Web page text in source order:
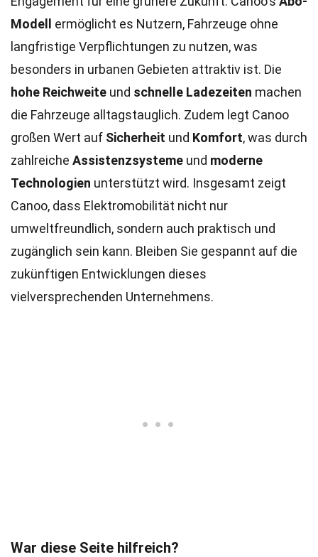
Modell
ermöglicht es Nutzern, Fahrzeuge ohne
langfristige Verpflichtungen zu nutzen, was
besonders in urbanen Gebieten attraktiv ist. Die
hohe Reichweite und schnelle Ladezeiten machen
die Fahrzeuge alltagstauglich. Zudem legt Canoo
großen Wert auf Sicherheit und Komfort, was durch
zahlreiche Assistenzsysteme und moderne
Technologien unterstützt wird. Insgesamt zeigt
Canoo, dass Elektromobilität nicht nur
umweltfreundlich, sondern auch praktisch und
zugänglich sein kann. Bleiben Sie gespannt auf die
zukünftigen Entwicklungen dieses
vielversprechenden Unternehmens.
War diese Seite hilfreich?